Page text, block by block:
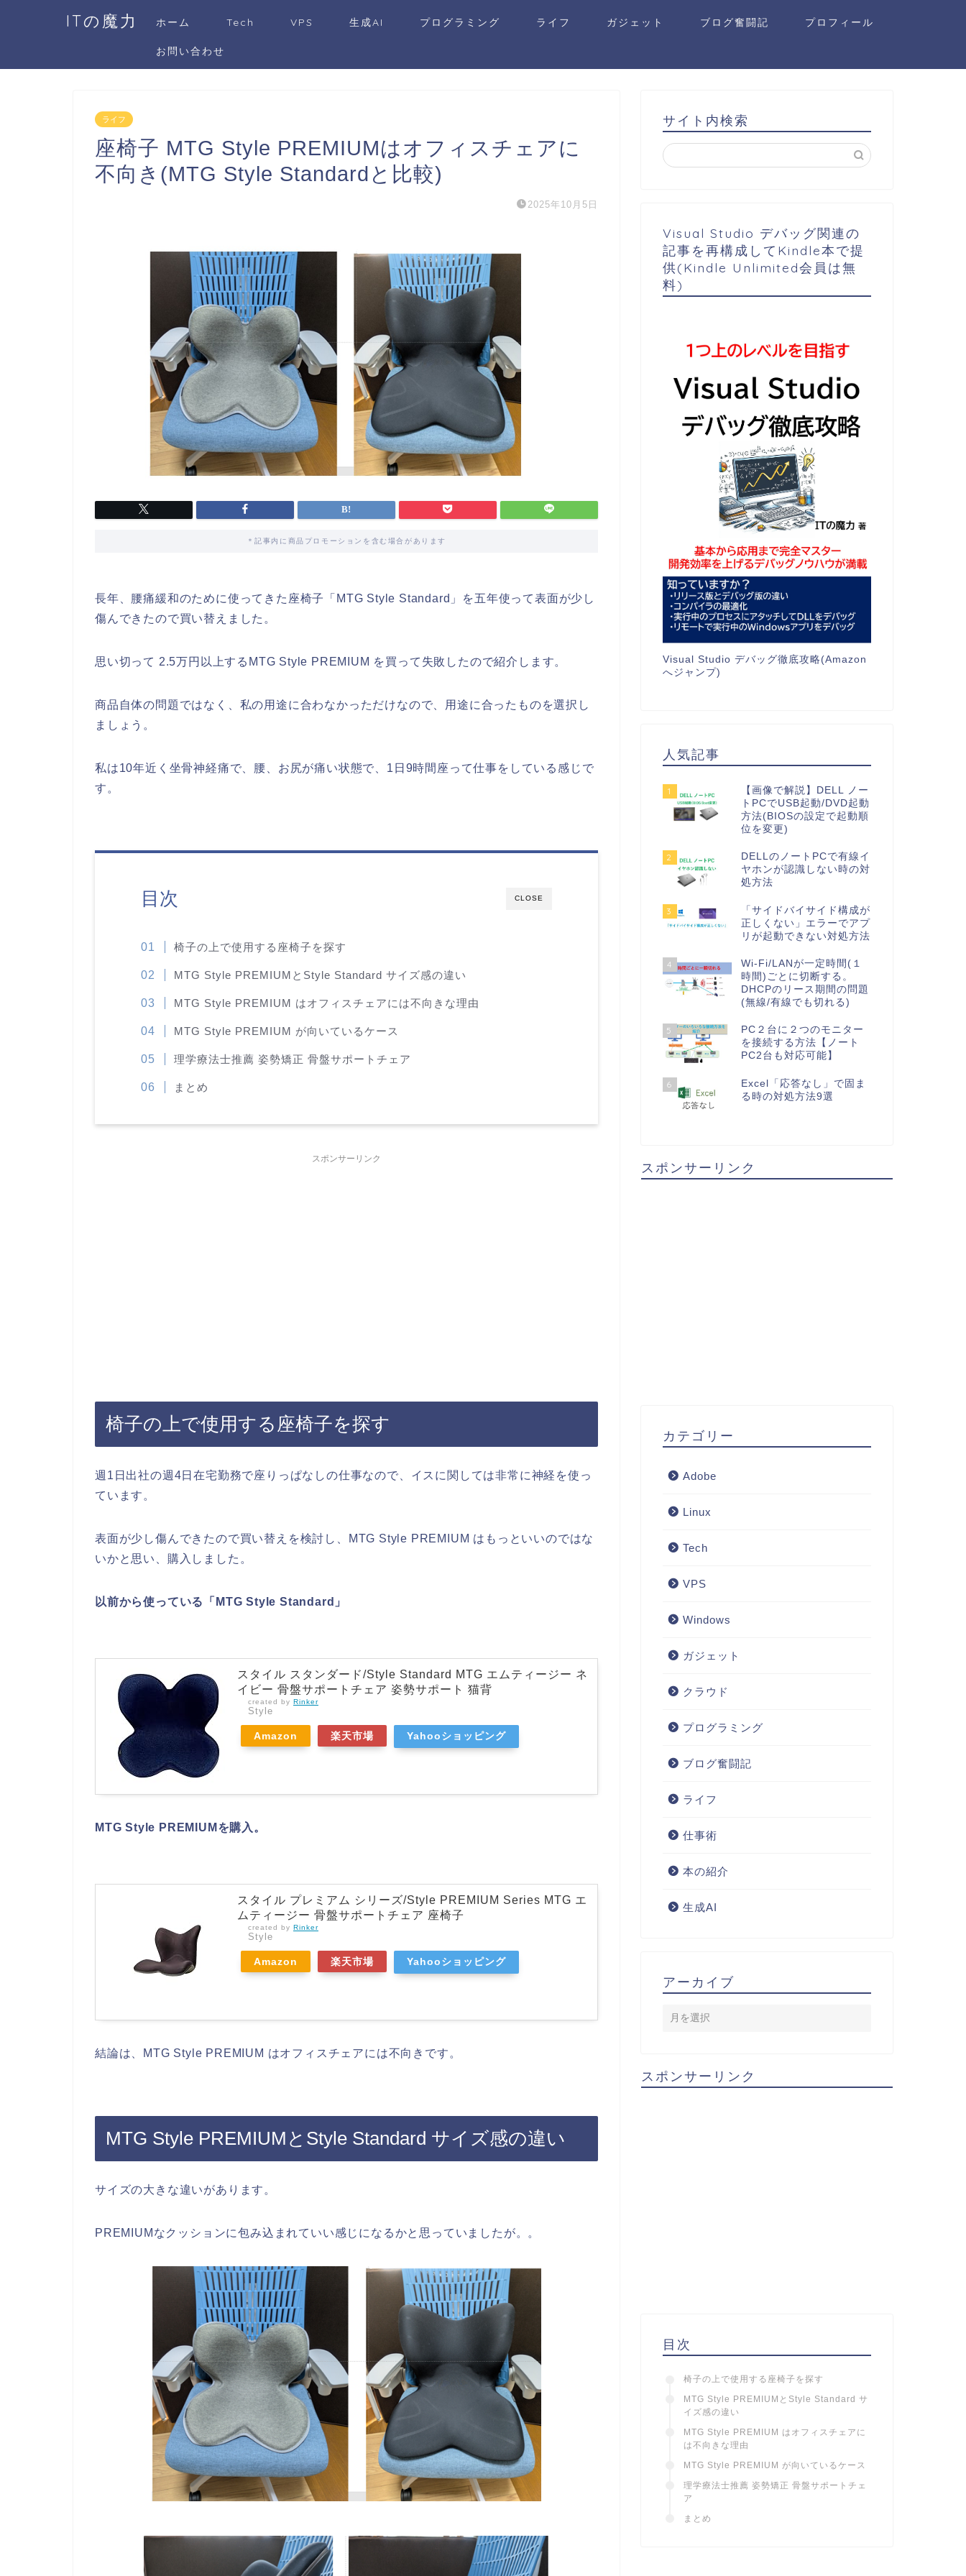
ITの魔力 ホーム Tech VPS 生成AI プログラミング ライフ ガジェット ブログ奮闘記 プロフィール
お問い合わせ
ライフ
座椅子 MTG Style PREMIUMはオフィスチェアに
不向き(MTG Style Standardと比較)
2025年10月5日
＊記事内に商品プロモーションを含む場合があります
長年、腰痛緩和のために使ってきた座椅子「MTG Style Standard」を五年使って表面が少し
傷んできたので買い替えました。
思い切って 2.5万円以上するMTG Style PREMIUM を買って失敗したので紹介します。
商品自体の問題ではなく、私の用途に合わなかっただけなので、用途に合ったものを選択し
ましょう。
私は10年近く坐骨神経痛で、腰、お尻が痛い状態で、1日9時間座って仕事をしている感じで
す。
CLOSE
目次
椅子の上で使用する座椅子を探す
MTG Style PREMIUMとStyle Standard サイズ感の違い
MTG Style PREMIUM はオフィスチェアには不向きな理由
MTG Style PREMIUM が向いているケース
理学療法士推薦 姿勢矯正 骨盤サポートチェア
まとめ
スポンサーリンク
椅子の上で使用する座椅子を探す
週1日出社の週4日在宅勤務で座りっぱなしの仕事なので、イスに関しては非常に神経を使っ
ています。
表面が少し傷んできたので買い替えを検討し、MTG Style PREMIUM はもっといいのではな
いかと思い、購入しました。
以前から使っている「MTG Style Standard」
スタイル スタンダード/Style Standard MTG エムティージー ネ
イビー 骨盤サポートチェア 姿勢サポート 猫背
created by Rinker
Style
Amazon 楽天市場 Yahooショッピング
MTG Style PREMIUMを購入。
スタイル プレミアム シリーズ/Style PREMIUM Series MTG エ
ムティージー 骨盤サポートチェア 座椅子
created by Rinker
Style
Amazon 楽天市場 Yahooショッピング
結論は、MTG Style PREMIUM はオフィスチェアには不向きです。
MTG Style PREMIUMとStyle Standard サイズ感の違い
サイズの大きな違いがあります。
PREMIUMなクッションに包み込まれていい感じになるかと思っていましたが。。
サイト内検索
Visual Studio デバッグ関連の
記事を再構成してKindle本で提
供(Kindle Unlimited会員は無
料)
Visual Studio デバッグ徹底攻略(Amazon
へジャンプ)
人気記事
1
【画像で解説】DELL ノー
トPCでUSB起動/DVD起動
方法(BIOSの設定で起動順
位を変更)
2
DELLのノートPCで有線イ
ヤホンが認識しない時の対
処方法
3
「サイドバイサイド構成が
正しくない」エラーでアプ
リが起動できない対処方法
4
Wi-Fi/LANが一定時間(１
時間)ごとに切断する。
DHCPのリース期間の問題
(無線/有線でも切れる)
5
PC２台に２つのモニター
を接続する方法【ノート
PC2台も対応可能】
6
Excel「応答なし」で固ま
る時の対処方法9選
スポンサーリンク
カテゴリー
Adobe
Linux
Tech
VPS
Windows
ガジェット
クラウド
プログラミング
ブログ奮闘記
ライフ
仕事術
本の紹介
生成AI
アーカイブ
スポンサーリンク
目次
椅子の上で使用する座椅子を探す
MTG Style PREMIUMとStyle Standard サ
イズ感の違い
MTG Style PREMIUM はオフィスチェアに
は不向きな理由
MTG Style PREMIUM が向いているケース
理学療法士推薦 姿勢矯正 骨盤サポートチェ
ア
まとめ